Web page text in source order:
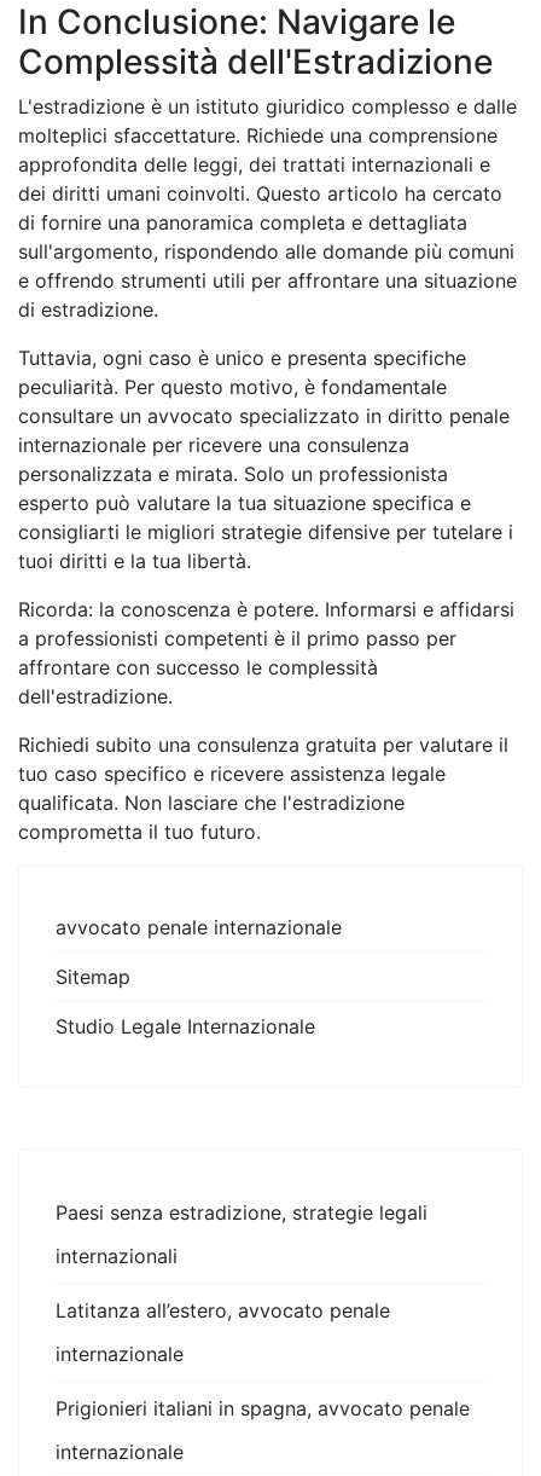
In Conclusione: Navigare le
Complessità dell'Estradizione
L'estradizione è un istituto giuridico complesso e dalle
molteplici sfaccettature. Richiede una comprensione
approfondita delle leggi, dei trattati internazionali e
dei diritti umani coinvolti. Questo articolo ha cercato
di fornire una panoramica completa e dettagliata
sull'argomento, rispondendo alle domande più comuni
e offrendo strumenti utili per affrontare una situazione
di estradizione.
Tuttavia, ogni caso è unico e presenta specifiche
peculiarità. Per questo motivo, è fondamentale
consultare un avvocato specializzato in diritto penale
internazionale per ricevere una consulenza
personalizzata e mirata. Solo un professionista
esperto può valutare la tua situazione specifica e
consigliarti le migliori strategie difensive per tutelare i
tuoi diritti e la tua libertà.
Ricorda: la conoscenza è potere. Informarsi e affidarsi
a professionisti competenti è il primo passo per
affrontare con successo le complessità
dell'estradizione.
Richiedi subito una consulenza gratuita per valutare il
tuo caso specifico e ricevere assistenza legale
qualificata. Non lasciare che l'estradizione
comprometta il tuo futuro.
avvocato penale internazionale
Sitemap
Studio Legale Internazionale
Paesi senza estradizione, strategie legali
internazionali
Latitanza all’estero, avvocato penale
internazionale
Prigionieri italiani in spagna, avvocato penale
internazionale